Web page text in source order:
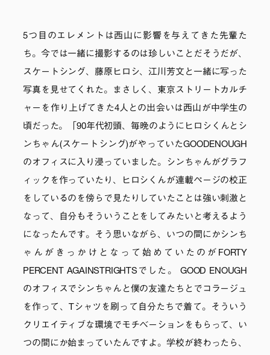
5つ目のエレメントは西山に影響を与えてきた先輩た
ち。今では一緒に撮影するのは珍しいことだそうだが、
スケートシング、藤原ヒロシ、江川芳文と一緒に写った
写真を見せてくれた。まさしく、東京ストリートカルチ
ャーを作り上げてきた4人との出会いは西山が中学生の
頃だった。「90年代初頭、毎晩のようにヒロシくんとシ
ンちゃん(スケートシング)がやっていたGOODENOUGH
のオフィスに入り浸っていました。シンちゃんがグラフ
ィックを作っていたり、ヒロシくんが連載ページの校正
をしているのを傍らで見たりしていたことは強い刺激と
なって、自分もそういうことをしてみたいと考えるよう
になったんです。そう思いながら、いつの間にかシンち
ゃんがきっかけとなって始めていたのがFORTY
PERCENT AGAINSTRIGHTSでした。 GOOD ENOUGH
のオフィスでシンちゃんと僕の友達たちとでコラージュ
を作って、Tシャツを刷って自分たちで着て。そういう
クリエイティブな環境でモチベーションをもらって、い
つの間にか始まっていたんですよ。学校が終わったら、